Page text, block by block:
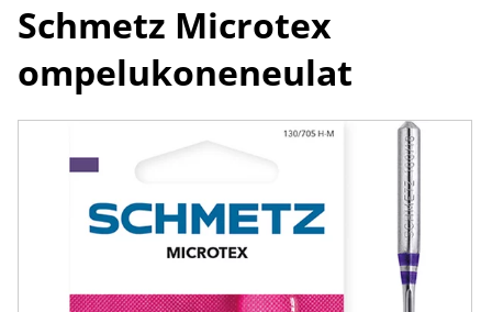
Schmetz Microtex
ompelukoneneulat